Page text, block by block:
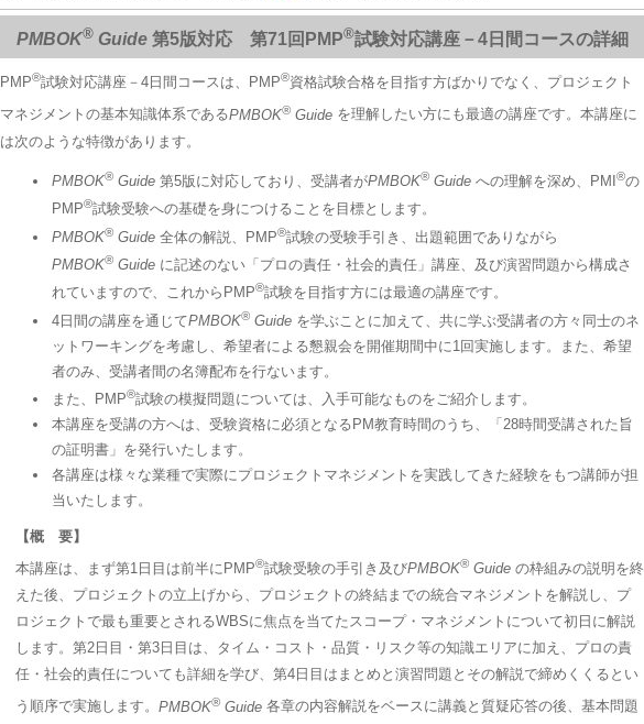
PMBOK®Guide 第5版対応 第71回PMP®試験対応講座－4日間コースの詳細
PMP®試験対応講座－4日間コースは、PMP®資格試験合格を目指す方ばかりでなく、プロジェクト
マネジメントの基本知識体系であるPMBOK® Guide を理解したい方にも最適の講座です。本講座に
は次のような特徴があります。
PMBOK® Guide 第5版に対応しており、受講者がPMBOK® Guide への理解を深め、PMI ®の
PMP®試験受験への基礎を身につけることを目標とします。
PMBOK® Guide 全体の解説、PMP®試験の受験手引き、出題範囲でありながら
PMBOK® Guide に記述のない「プロの責任・社会的責任」講座、及び演習問題から構成さ
れていますので、これからPMP®試験を目指す方には最適の講座です。
4日間の講座を通じてPMBOK® Guide を学ぶことに加えて、共に学ぶ受講者の方々同士のネ
ットワーキングを考慮し、希望者による懇親会を開催期間中に1回実施します。また、希望
者のみ、受講者間の名簿配布を行ないます。
また、PMP®試験の模擬問題については、入手可能なものをご紹介します。
本講座を受講の方へは、受験資格に必須となるPM教育時間のうち、「28時間受講された旨
の証明書」を発行いたします。
各講座は様々な業種で実際にプロジェクトマネジメントを実践してきた経験をもつ講師が担
当いたします。
【概 要】
本講座は、まず第1日目は前半にPMP®試験受験の手引き及びPMBOK® Guide の枠組みの説明を終
えた後、プロジェクトの立上げから、プロジェクトの終結までの統合マネジメントを解説し、プ
ロジェクトで最も重要とされるWBSに焦点を当てたスコープ・マネジメントについて初日に解説
します。第2日目・第3日目は、タイム・コスト・品質・リスク等の知識エリアに加え、プロの責
任・社会的責任についても詳細を学び、第4日目はまとめと演習問題とその解説で締めくくるとい
う順序で実施します。 PMBOK® Guide 各章の内容解説をベースに講義と質疑応答の後、基本問題